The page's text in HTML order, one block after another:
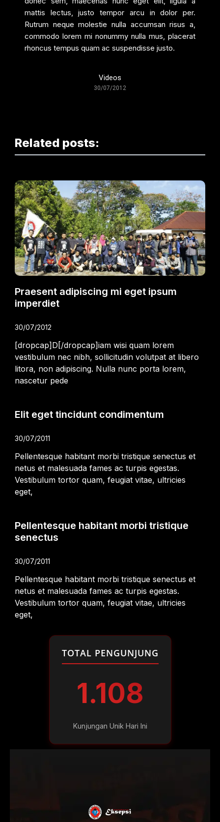
mattis lectus, justo tempor arcu in dolor per.
Rutrum neque molestie nulla accumsan risus a,
commodo lorem mi nonummy nulla mus, placerat
rhoncus tempus quam ac suspendisse justo.
Videos
30/07/2012
Related posts:
Praesent adipiscing mi eget ipsum
imperdiet
30/07/2012
[dropcap]D[/dropcap]iam wisi quam lorem
vestibulum nec nibh, sollicitudin volutpat at libero
litora, non adipiscing. Nulla nunc porta lorem,
nascetur pede
Elit eget tincidunt condimentum
30/07/2011
Pellentesque habitant morbi tristique senectus et
netus et malesuada fames ac turpis egestas.
Vestibulum tortor quam, feugiat vitae, ultricies
eget,
Pellentesque habitant morbi tristique
senectus
30/07/2011
Pellentesque habitant morbi tristique senectus et
netus et malesuada fames ac turpis egestas.
Vestibulum tortor quam, feugiat vitae, ultricies
eget,
TOTAL PENGUNJUNG
1.108
Kunjungan Unik Hari Ini